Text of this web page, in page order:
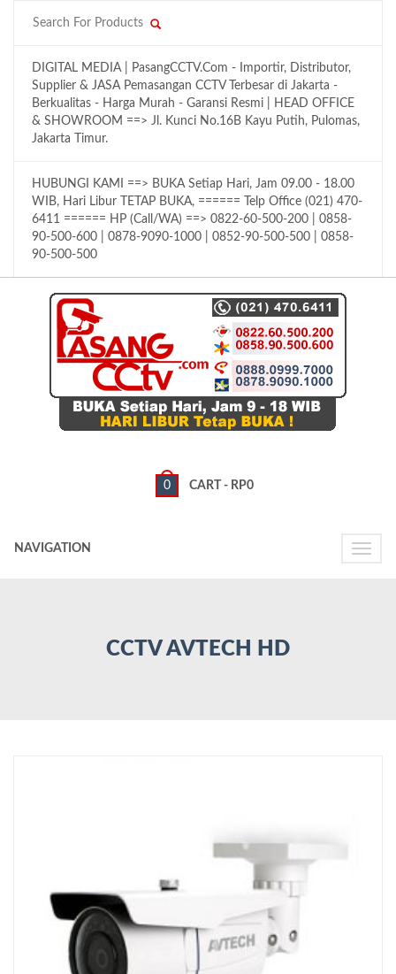
DIGITAL MEDIA | PasangCCTV.Com - Importir, Distributor,
Supplier & JASA Pemasangan CCTV Terbesar di Jakarta -
Berkualitas - Harga Murah - Garansi Resmi | HEAD OFFICE
& SHOWROOM ==> Jl. Kunci No.16B Kayu Putih, Pulomas,
Jakarta Timur.
HUBUNGI KAMI ==> BUKA Setiap Hari, Jam 09.00 - 18.00
WIB, Hari Libur TETAP BUKA, ====== Telp Office (021) 470-
6411 ====== HP (Call/WA) ==> 0822-60-500-200 | 0858-
90-500-600 | 0878-9090-1000 | 0852-90-500-500 | 0858-
90-500-500
0 CART - RP0
Toggle
NAVIGATION
CCTV AVTECH HD